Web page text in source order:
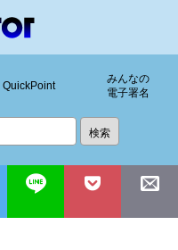
QuickPoint
みんなの
電子署名